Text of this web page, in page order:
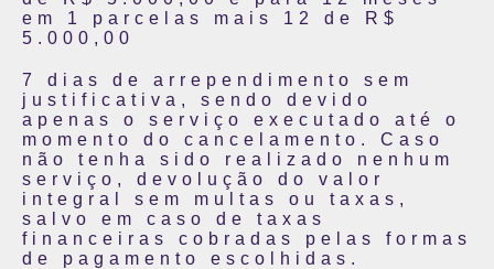
em 1 parcelas mais 12 de R$
5.000,00
7 dias de arrependimento sem
justificativa, sendo devido
apenas o serviço executado até o
momento do cancelamento. Caso
não tenha sido realizado nenhum
serviço, devolução do valor
integral sem multas ou taxas,
salvo em caso de taxas
financeiras cobradas pelas formas
de pagamento escolhidas.